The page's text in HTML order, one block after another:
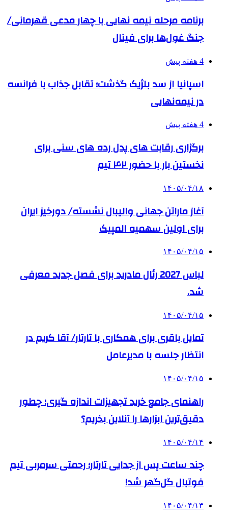
برنامه مرحله نیمه نهایی با چهار مدعی قهرمانی/
جنگ غول‌ها برای فینال
4 هفته پیش
اسپانیا از سد بلژیک گذشت؛ تقابل جذاب با فرانسه
در نیمه‌نهایی
4 هفته پیش
برگزاری رقابت های پدل رده های سنی برای
نخستین بار با حضور ۴۲ تیم
۱۴۰۵/۰۴/۱۸
آغاز ماراتن جهانی والیبال نشسته/ دورخیز ایران
برای اولین سهمیه المپیک
۱۴۰۵/۰۴/۱۵
لباس 2027 رئال مادرید برای فصل جدید معرفی
شد.
۱۴۰۵/۰۴/۱۵
تمایل باقری برای همکاری با تارتار/ آقا کریم در
انتظار جلسه با مدیرعامل
۱۴۰۵/۰۴/۱۵
راهنمای جامع خرید تجهیزات اندازه گیری؛ چطور
دقیق‌ترین ابزارها را آنلاین بخریم؟
۱۴۰۵/۰۴/۱۴
چند ساعت پس از جدایی تارتار؛ رحمتی سرمربی تیم
فوتبال گل‌گهر شد!
۱۴۰۵/۰۴/۱۳